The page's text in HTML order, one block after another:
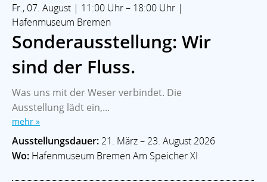
Fr., 07. August | 11:00 Uhr – 18:00 Uhr |
Hafenmuseum Bremen
Sonderausstellung: Wir
sind der Fluss.
Was uns mit der Weser verbindet. Die
Ausstellung lädt ein,...
mehr »
Ausstellungsdauer:21. März – 23. August 2026
Wo: Hafenmuseum Bremen Am Speicher XI